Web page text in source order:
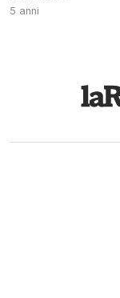
5 anni